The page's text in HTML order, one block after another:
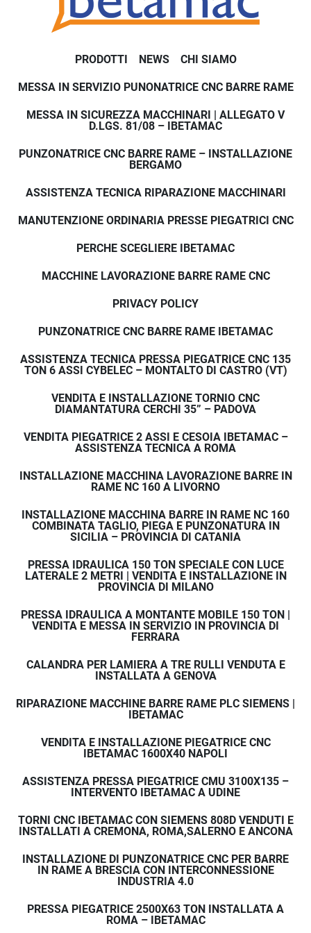
avanzati tra cui:
fotocellule di protezione
Questi dispositivi garantiscono la massima
sicurezza durante il lavoro.
Ibetamac non vende
solo macchine
Offriamo un servizio completo
scegliere un partner che segue il cliente in tutte le
Non ci limitiamo alla vendita della macchina, ma
I nostri servizi
✔ Consulenza nella scelta della macchina più
✔ Trasporto e consegna della macchina presso la
sede del cliente
✔ Collaudo operativo della macchina
✔ Formazione all’utilizzo
Assistenza tecnica e
post vendita
tecnica continuo per assicurare il corretto
Offriamo:
assistenza tecnica specializzata
manutenzione ordinaria
manutenzione straordinaria
supporto tecnico diretto
tecnico è sempre disponibile
supportare i clienti in caso di necessità.
Garanzia
PRODOTTI NEWS CHI SIAMO
MESSA IN SERVIZIO PUNONATRICE CNC BARRE RAME
MESSA IN SICUREZZA MACCHINARI | ALLEGATO V
D.LGS. 81/08 – IBETAMAC
PUNZONATRICE CNC BARRE RAME – INSTALLAZIONE
BERGAMO
ASSISTENZA TECNICA RIPARAZIONE MACCHINARI
MANUTENZIONE ORDINARIA PRESSE PIEGATRICI CNC
PERCHE SCEGLIERE IBETAMAC
MACCHINE LAVORAZIONE BARRE RAME CNC
PRIVACY POLICY
PUNZONATRICE CNC BARRE RAME IBETAMAC
ASSISTENZA TECNICA PRESSA PIEGATRICE CNC 135
TON 6 ASSI CYBELEC – MONTALTO DI CASTRO (VT)
VENDITA E INSTALLAZIONE TORNIO CNC
DIAMANTATURA CERCHI 35” – PADOVA
VENDITA PIEGATRICE 2 ASSI E CESOIA IBETAMAC –
ASSISTENZA TECNICA A ROMA
INSTALLAZIONE MACCHINA LAVORAZIONE BARRE IN
RAME NC 160 A LIVORNO
INSTALLAZIONE MACCHINA BARRE IN RAME NC 160
COMBINATA TAGLIO, PIEGA E PUNZONATURA IN
SICILIA – PROVINCIA DI CATANIA
PRESSA IDRAULICA 150 TON SPECIALE CON LUCE
LATERALE 2 METRI | VENDITA E INSTALLAZIONE IN
PROVINCIA DI MILANO
PRESSA IDRAULICA A MONTANTE MOBILE 150 TON |
VENDITA E MESSA IN SERVIZIO IN PROVINCIA DI
FERRARA
CALANDRA PER LAMIERA A TRE RULLI VENDUTA E
INSTALLATA A GENOVA
RIPARAZIONE MACCHINE BARRE RAME PLC SIEMENS |
IBETAMAC
VENDITA E INSTALLAZIONE PIEGATRICE CNC
IBETAMAC 1600X40 NAPOLI
ASSISTENZA PRESSA PIEGATRICE CMU 3100X135 –
INTERVENTO IBETAMAC A UDINE
TORNI CNC IBETAMAC CON SIEMENS 808D VENDUTI E
INSTALLATI A CREMONA, ROMA,SALERNO E ANCONA
INSTALLAZIONE DI PUNZONATRICE CNC PER BARRE
IN RAME A BRESCIA CON INTERCONNESSIONE
INDUSTRIA 4.0
PRESSA PIEGATRICE 2500X63 TON INSTALLATA A
ROMA – IBETAMAC